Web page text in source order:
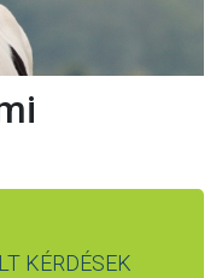
KÉRDÉSEK